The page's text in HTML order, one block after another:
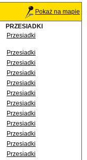
Pokaż na mapie
PRZESIADKI
Przesiadki
Przesiadki
Przesiadki
Przesiadki
Przesiadki
Przesiadki
Przesiadki
Przesiadki
Przesiadki
Przesiadki
Przesiadki
Przesiadki